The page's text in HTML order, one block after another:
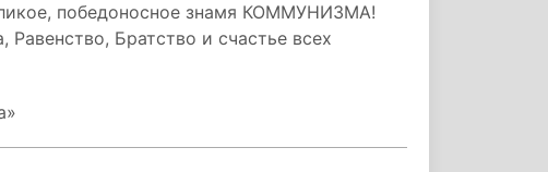
победоносное знамя КОММУНИЗМА!
Братство и счастье всех